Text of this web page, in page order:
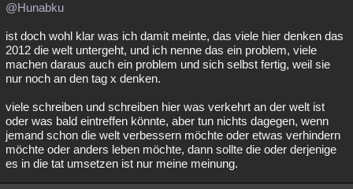
@Hunabku
ist doch wohl klar was ich damit meinte, das viele hier denken das
2012 die welt untergeht, und ich nenne das ein problem, viele
machen daraus auch ein problem und sich selbst fertig, weil sie
nur noch an den tag x denken.
viele schreiben und schreiben hier was verkehrt an der welt ist
oder was bald eintreffen könnte, aber tun nichts dagegen, wenn
jemand schon die welt verbessern möchte oder etwas verhindern
möchte oder anders leben möchte, dann sollte die oder derjenige
es in die tat umsetzen ist nur meine meinung.